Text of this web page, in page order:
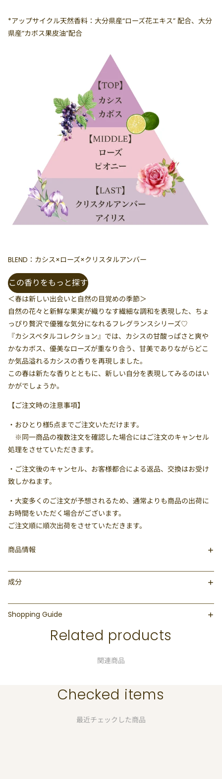
*アップサイクル天然香料：大分県産“ローズ花エキス” 配合、大分
県産“カボス果皮油”配合
BLEND：カシス×ローズ×クリスタルアンバー
この香りをもっと探す
＜春は新しい出会いと自然の目覚めの季節＞
自然の花々と新鮮な果実が織りなす繊細な調和を表現した、ちょ
っぴり贅沢で優雅な気分になれるフレグランスシリーズ♡
『カシスペタルコレクション』では、カシスの甘酸っぱさと爽や
かなカボス、優美なローズが重なり合う、甘美でありながらどこ
か気品溢れるカシスの香りを再現しました。
この春は新たな香りとともに、新しい自分を表現してみるのはい
かがでしょうか。
【ご注文時の注意事項】
・ おひとり様5点までご注文いただけます。
※同一商品の複数注文を確認した場合にはご注文のキャンセル
処理をさせていただきます。
・ご注文後のキャンセル、お客様都合による返品、交換はお受け
致しかねます。
・大変多くのご注文が予想されるため、通常よりも商品の出荷に
お時間をいただく場合がございます。
ご注文順に順次出荷をさせていただきます。
商品情報
成分
Shopping Guide
Related products
関連商品
Checked items
最近チェックした商品